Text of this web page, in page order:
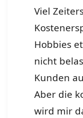
Viel
Hobbies
nicht
Kunden
Aber die
wird mir